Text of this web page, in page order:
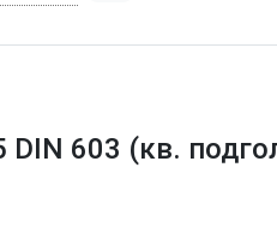
603 (кв.